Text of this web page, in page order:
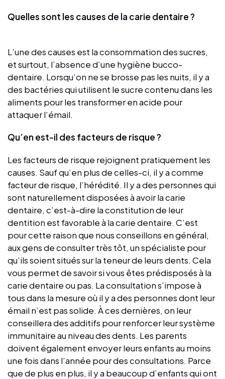
Quelles sont les causes de la carie dentaire ?
L’une des causes est la consommation des sucres,
et surtout, l’absence d’une hygiène bucco-
dentaire. Lorsqu’on ne se brosse pas les nuits, il y a
des bactéries qui utilisent le sucre contenu dans les
aliments pour les transformer en acide pour
attaquer l’émail.
Qu’en est-il des facteurs de risque ?
Les facteurs de risque rejoignent pratiquement les
causes. Sauf qu’en plus de celles-ci, il y a comme
facteur de risque, l’hérédité. Il y a des personnes qui
sont naturellement disposées à avoir la carie
dentaire, c’est-à-dire la constitution de leur
dentition est favorable à la carie dentaire. C’est
pour cette raison que nous conseillons en général,
aux gens de consulter très tôt, un spécialiste pour
qu’ils soient situés sur la teneur de leurs dents. Cela
vous permet de savoir si vous êtes prédisposés à la
carie dentaire ou pas. La consultation s’impose à
tous dans la mesure où il y a des personnes dont leur
émail n’est pas solide. À ces dernières, on leur
conseillera des additifs pour renforcer leur système
immunitaire au niveau des dents. Les parents
doivent également envoyer leurs enfants au moins
une fois dans l’année pour des consultations. Parce
que de plus en plus, il y a beaucoup d’enfants qui ont